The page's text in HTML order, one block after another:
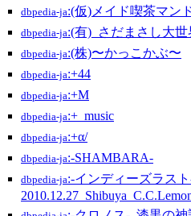
dbpedia-ja:(仮)メイド喫茶マン
dbpedia-ja:(有)_さだまさし大世
dbpedia-ja:(株)〜かっこかぶ〜
dbpedia-ja:+44
dbpedia-ja:+M
dbpedia-ja:+_music
dbpedia-ja:+α/
dbpedia-ja:-SHAMBARA-
dbpedia-ja:-インディーズラス